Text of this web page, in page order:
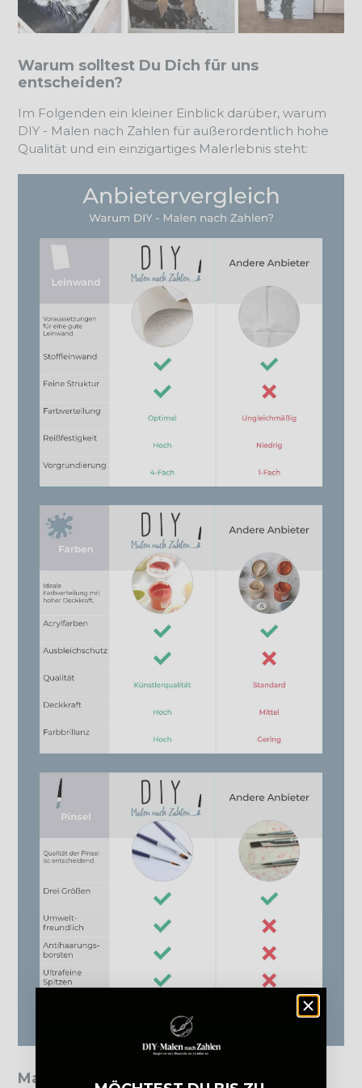
Warum solltest Du Dich für uns
entscheiden?
Im Folgenden ein kleiner Einblick darüber, warum
DIY - Malen nach Zahlen für außerordentlich hohe
Qualität und ein einzigartiges Malerlebnis steht:
Malen nach Zahlen - Kundenstimmen